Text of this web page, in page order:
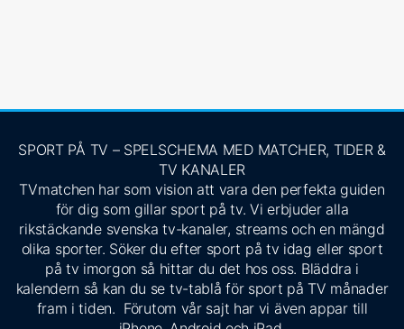
SPORT PÅ TV – SPELSCHEMA MED MATCHER, TIDER &
TV KANALER
TVmatchen har som vision att vara den perfekta guiden
för dig som gillar sport på tv. Vi erbjuder alla
rikstäckande svenska tv-kanaler, streams och en mängd
olika sporter. Söker du efter sport på tv idag eller sport
på tv imorgon så hittar du det hos oss. Bläddra i
kalendern så kan du se tv-tablå för sport på TV månader
fram i tiden. Förutom vår sajt har vi även appar till